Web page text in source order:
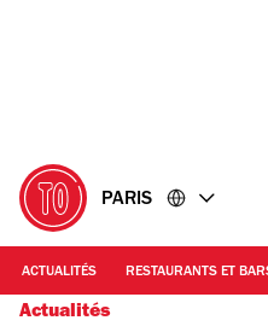
PARIS
ACTUALITÉS RESTAURANTS ET
Actualités